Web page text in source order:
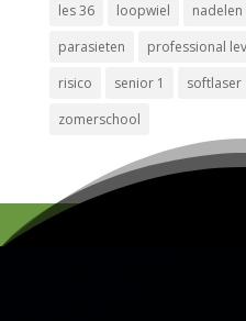
les 36
loopwiel nadelen
parasieten
professional
risico
senior 1 softlaser
zomerschool